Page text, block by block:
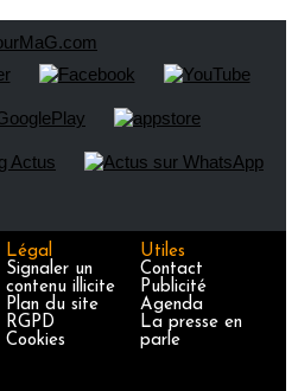
Légal
Signaler un
contenu illicite
Plan du site
RGPD
Cookies
Utiles
Contact
Publicité
Agenda
La presse en
parle